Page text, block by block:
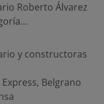
Roberto Álvarez
y constructoras
, Belgrano